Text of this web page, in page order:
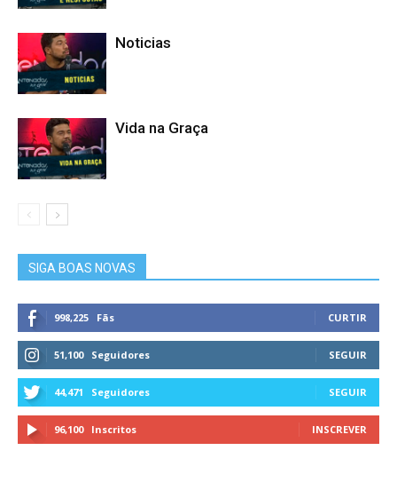
Noticias
Vida na Graça
SIGA BOAS NOVAS
998,225 Fãs CURTIR
51,100 Seguidores SEGUIR
44,471 Seguidores SEGUIR
96,100 Inscritos INSCREVER